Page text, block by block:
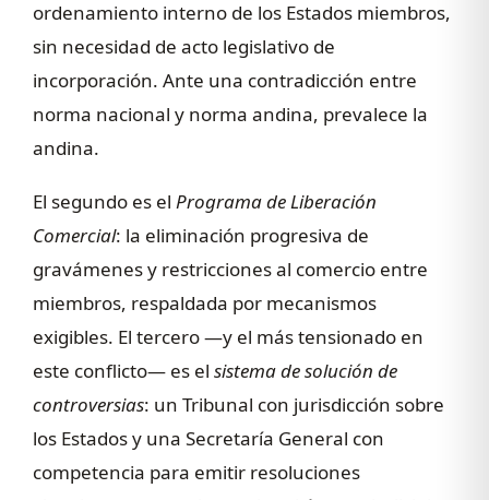
ordenamiento interno de los Estados miembros,
sin necesidad de acto legislativo de
incorporación. Ante una contradicción entre
norma nacional y norma andina, prevalece la
andina.
El segundo es el Programa de Liberación
Comercial: la eliminación progresiva de
gravámenes y restricciones al comercio entre
miembros, respaldada por mecanismos
exigibles. El tercero —y el más tensionado en
este conflicto— es el sistema de solución de
controversias: un Tribunal con jurisdicción sobre
los Estados y una Secretaría General con
competencia para emitir resoluciones